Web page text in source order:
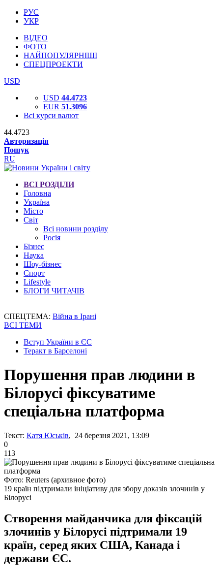
РУС
УКР
ВІДЕО
ФОТО
НАЙПОПУЛЯРНІШІ
СПЕЦПРОЕКТИ
USD
USD 44.4723
EUR 51.3096
Всі курси валют
44.4723
Авторизація
Пошук
RU
ВСІ РОЗДІЛИ
Головна
Україна
Місто
Світ
Всі новини розділу
Росія
Бізнес
Наука
Шоу-бізнес
Спорт
Lifestyle
БЛОГИ ЧИТАЧІВ
СПЕЦТЕМА: Війна в Ірані
ВСІ ТЕМИ
Вступ України в ЄС
Теракт в Барселоні
Порушення прав людини в
Білорусі фіксуватиме
спеціальна платформа
Текст: Катя Юськів, 24 березня 2021, 13:09
0
113
Фото: Reuters (архивное фото)
19 країн підтримали ініціативу для збору доказів злочинів у
Білорусі
Створення майданчика для фіксацій
злочинів у Білорусі підтримали 19
країн, серед яких США, Канада і
держави ЄС.